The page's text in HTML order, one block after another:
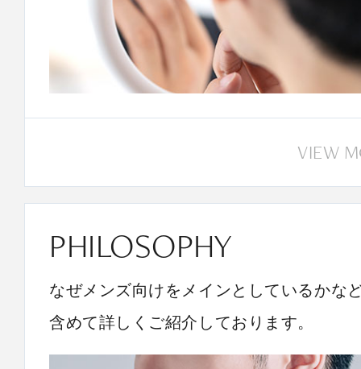
VIEW
PHILOSOPHY
なぜメンズ向けをメインとしているかな
含めて詳しくご紹介しております。